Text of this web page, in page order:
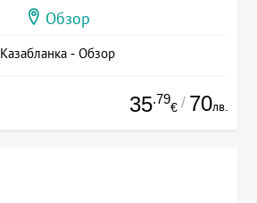
Обзор
Казабланка - Обзор
35.79
€ / 70лв.